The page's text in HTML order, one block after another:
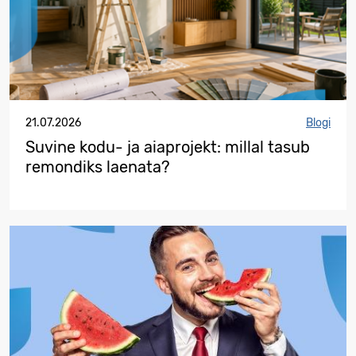
21.07.2026 Blogi
Suvine kodu- ja aiaprojekt: millal tasub
remondiks laenata?